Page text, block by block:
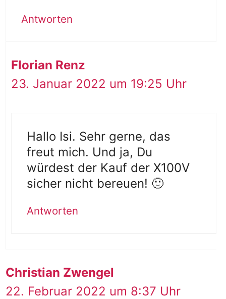
Antworten
Florian Renz
23. Januar 2022 um 19:25 Uhr
Hallo Isi. Sehr gerne, das
freut mich. Und ja, Du
würdest der Kauf der X100V
sicher nicht bereuen! 🙂
Antworten
Christian Zwengel
22. Februar 2022 um 8:37 Uhr